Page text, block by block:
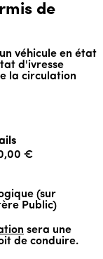
de
véhicule en état
d'ivresse
la circulation
€
(sur
Public)
sera une
de conduire.